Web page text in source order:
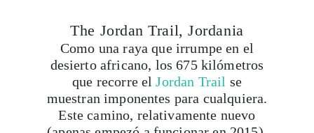
The Jordan Trail, Jordania
Como una raya que irrumpe en el
desierto africano, los 675 kilómetros
que recorre el Jordan Trail se
muestran imponentes para cualquiera.
Este camino, relativamente nuevo